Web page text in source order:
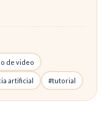
de video
artificial #tutorial